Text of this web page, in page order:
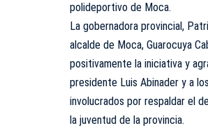
polideportivo de Moca.
La gobernadora provincial,
alcalde de Moca, Guarocuya
positivamente la iniciativa y
presidente Luis Abinader y a
involucrados por respaldar el
la juventud de la provincia.